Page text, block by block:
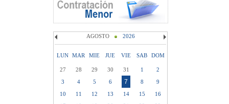
AGOSTO 2026
LUN MAR MIE JUE VIE SAB DOM
27 28 29 30 31 1
2
3
4 5 6 7 8
9
10
11 12 13 14 15
16